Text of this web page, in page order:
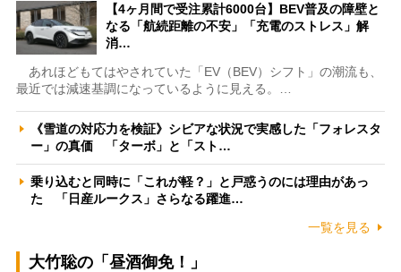
【4ヶ月間で受注累計6000台】BEV普及の障壁と
なる「航続距離の不安」「充電のストレス」解
消…
あれほどもてはやされていた「EV（BEV）シフト」の潮流も、
最近では減速基調になっているように見える。…
《雪道の対応力を検証》シビアな状況で実感した「フォレスタ
ー」の真価 「ターボ」と「スト…
乗り込むと同時に「これが軽？」と戸惑うのには理由があっ
た 「日産ルークス」さらなる躍進…
一覧を見る
大竹聡の「昼酒御免！」